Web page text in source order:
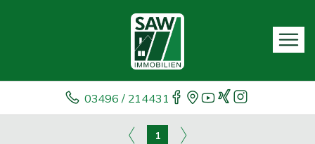
03496 / 214431
1